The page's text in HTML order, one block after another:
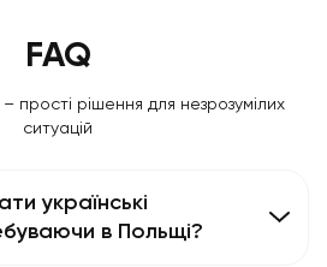
FAQ
прості рішення для незрозумілих
ситуацій
українські
в Польщі?